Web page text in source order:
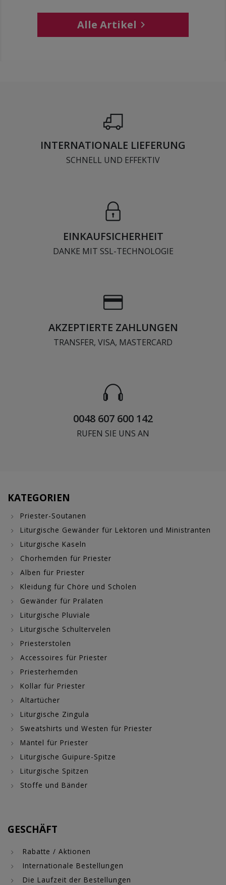
Alle Artikel 
INTERNATIONALE LIEFERUNG
SCHNELL UND EFFEKTIV
EINKAUFSICHERHEIT
DANKE MIT SSL-TECHNOLOGIE
AKZEPTIERTE ZAHLUNGEN
TRANSFER, VISA, MASTERCARD
0048 607 600 142
RUFEN SIE UNS AN
KATEGORIEN
Priester-Soutanen
Liturgische Gewänder für Lektoren und Ministranten
Liturgische Kaseln
Chorhemden für Priester
Alben für Priester
Kleidung für Chöre und Scholen
Gewänder für Prälaten
Liturgische Pluviale
Liturgische Schultervelen
Priesterstolen
Accessoires für Priester
Priesterhemden
Kollar für Priester
Altartücher
Liturgische Zingula
Sweatshirts und Westen für Priester
Mäntel für Priester
Liturgische Guipure-Spitze
Liturgische Spitzen
Stoffe und Bänder
GESCHÄFT
Rabatte / Aktionen
Internationale Bestellungen
Die Laufzeit der Bestellungen